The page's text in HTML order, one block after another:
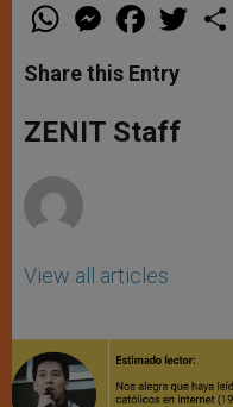
W
t
s
p
p
M
e
s
e
g
e
F
a
e
b
o
k
w
Share this Entry
ZENIT Staff
View all articles